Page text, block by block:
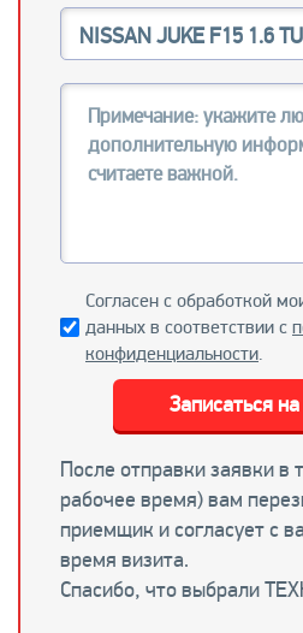
Согласен с обработкой
данных в соответствии с
конфиденциальности.
После отправки заявки в
рабочее время) вам
приемщик и согласует с
время визита.
Спасибо, что выбрали
Записаться